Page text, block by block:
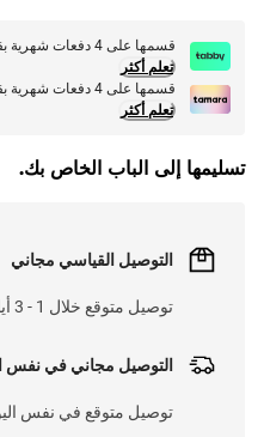
قسمها على 4 دفعات شهرية بقيمة
تعلم أكثر
قسمها على 4 دفعات شهرية بقيمة
تعلم أكثر
تسليمها إلى الباب الخاص بك.
التوصيل القياسي مجاني
توصيل متوقع خلال 1 - 3 أيام عمل على 300 د.إ.
التوصيل مجاني في نفس
توصيل متوقع في نفس اليوم